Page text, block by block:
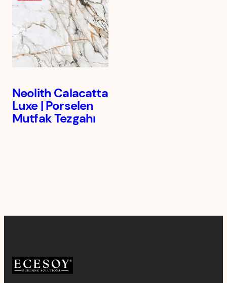
Neolith Calacatta
Luxe | Porselen
Mutfak Tezgahı